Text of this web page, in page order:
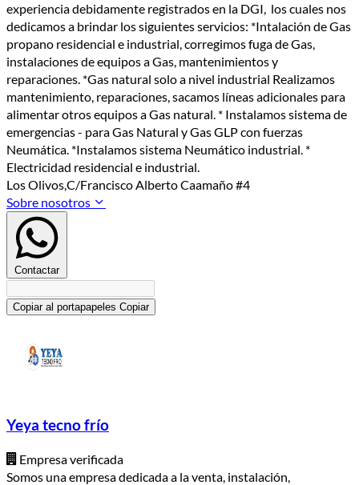
experiencia debidamente registrados en la DGI, los cuales nos
dedicamos a brindar los siguientes servicios: *Intalación de Gas
propano residencial e industrial, corregimos fuga de Gas,
instalaciones de equipos a Gas, mantenimientos y
reparaciones. *Gas natural solo a nivel industrial Realizamos
mantenimiento, reparaciones, sacamos líneas adicionales para
alimentar otros equipos a Gas natural. * Instalamos sistema de
emergencias - para Gas Natural y Gas GLP con fuerzas
Neumática. *Instalamos sistema Neumático industrial. *
Electricidad residencial e industrial.
Los Olivos,C/Francisco Alberto Caamaño #4
Sobre nosotros
Contactar
Copiar al portapapeles Copiar
Yeya tecno frío
Empresa verificada
Somos una empresa dedicada a la venta, instalación,